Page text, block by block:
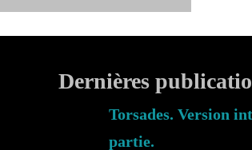
Dernières
Torsades. Version
partie.